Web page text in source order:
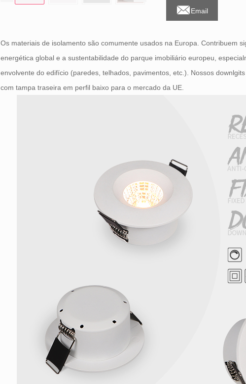
Email
Os materiais de isolamento são comumente usados ​​na Europa. Contribuem
energética global e a sustentabilidade do parque imobiliário europeu,
envolvente do edifício (paredes, telhados, pavimentos, etc.). Nossos
com tampa traseira em perfil baixo para o mercado da UE.